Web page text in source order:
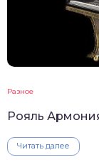
Разное
Рояль
Читать далее